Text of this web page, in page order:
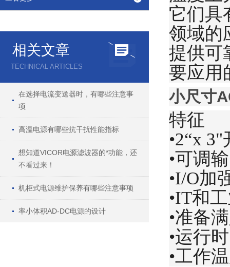
相关文章
TECHNICAL ARTICLES
在选择电流变送器时，有哪些注意事
项
高温电源有哪些抗干扰性能指标
想知道VICOR电源滤波器的*功能，还
不看过来！
机柜式电源维护保养有哪些注意事项
率小体积AD-DC电源的设计
它们具
领域的
提供可
要应用
小尺寸
特征
•2“x
•可调
•I/O加
•IT和
•准备
•运行
•工作